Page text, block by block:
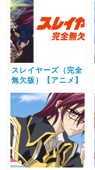
聴する方法
スレイヤーズ（完全
無欠版）【アニメ】
比較と無料で全話視
聴する方法